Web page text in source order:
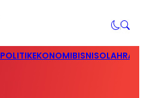
POLITIKEKONOMIBISNIS